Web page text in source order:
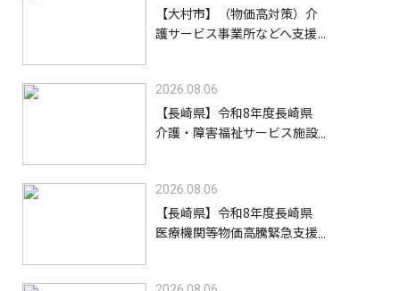
【大村市】（物価高対策）介
護サービス事業所などへ支援
2026.08.06
【長崎県】令和8年度長崎県
介護・障害福祉サービス施設
2026.08.06
【長崎県】令和8年度長崎県
医療機関等物価高騰緊急支援